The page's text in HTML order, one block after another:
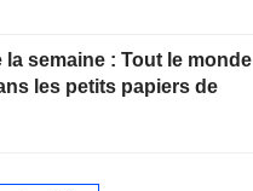
la semaine : Tout le monde
les petits papiers de